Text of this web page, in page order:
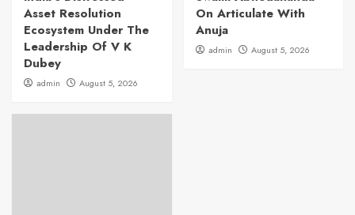
Asset Resolution
Ecosystem Under The
Leadership Of V K
Dubey
admin August 5, 2026
On Articulate With
Anuja
admin August 5, 2026